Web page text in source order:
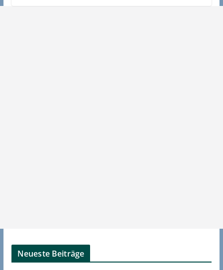
Neueste Beiträge